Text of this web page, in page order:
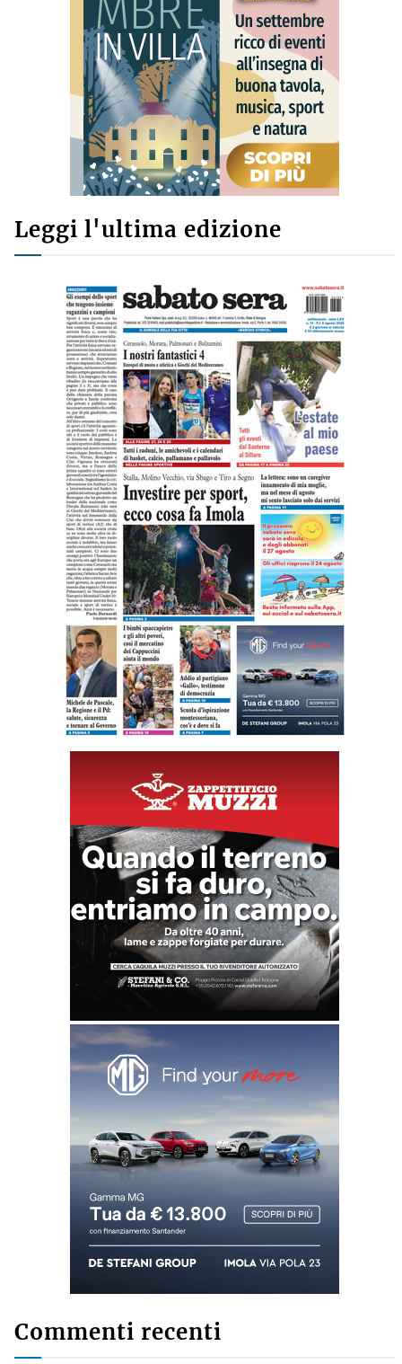
Leggi l'ultima edizione
Commenti recenti